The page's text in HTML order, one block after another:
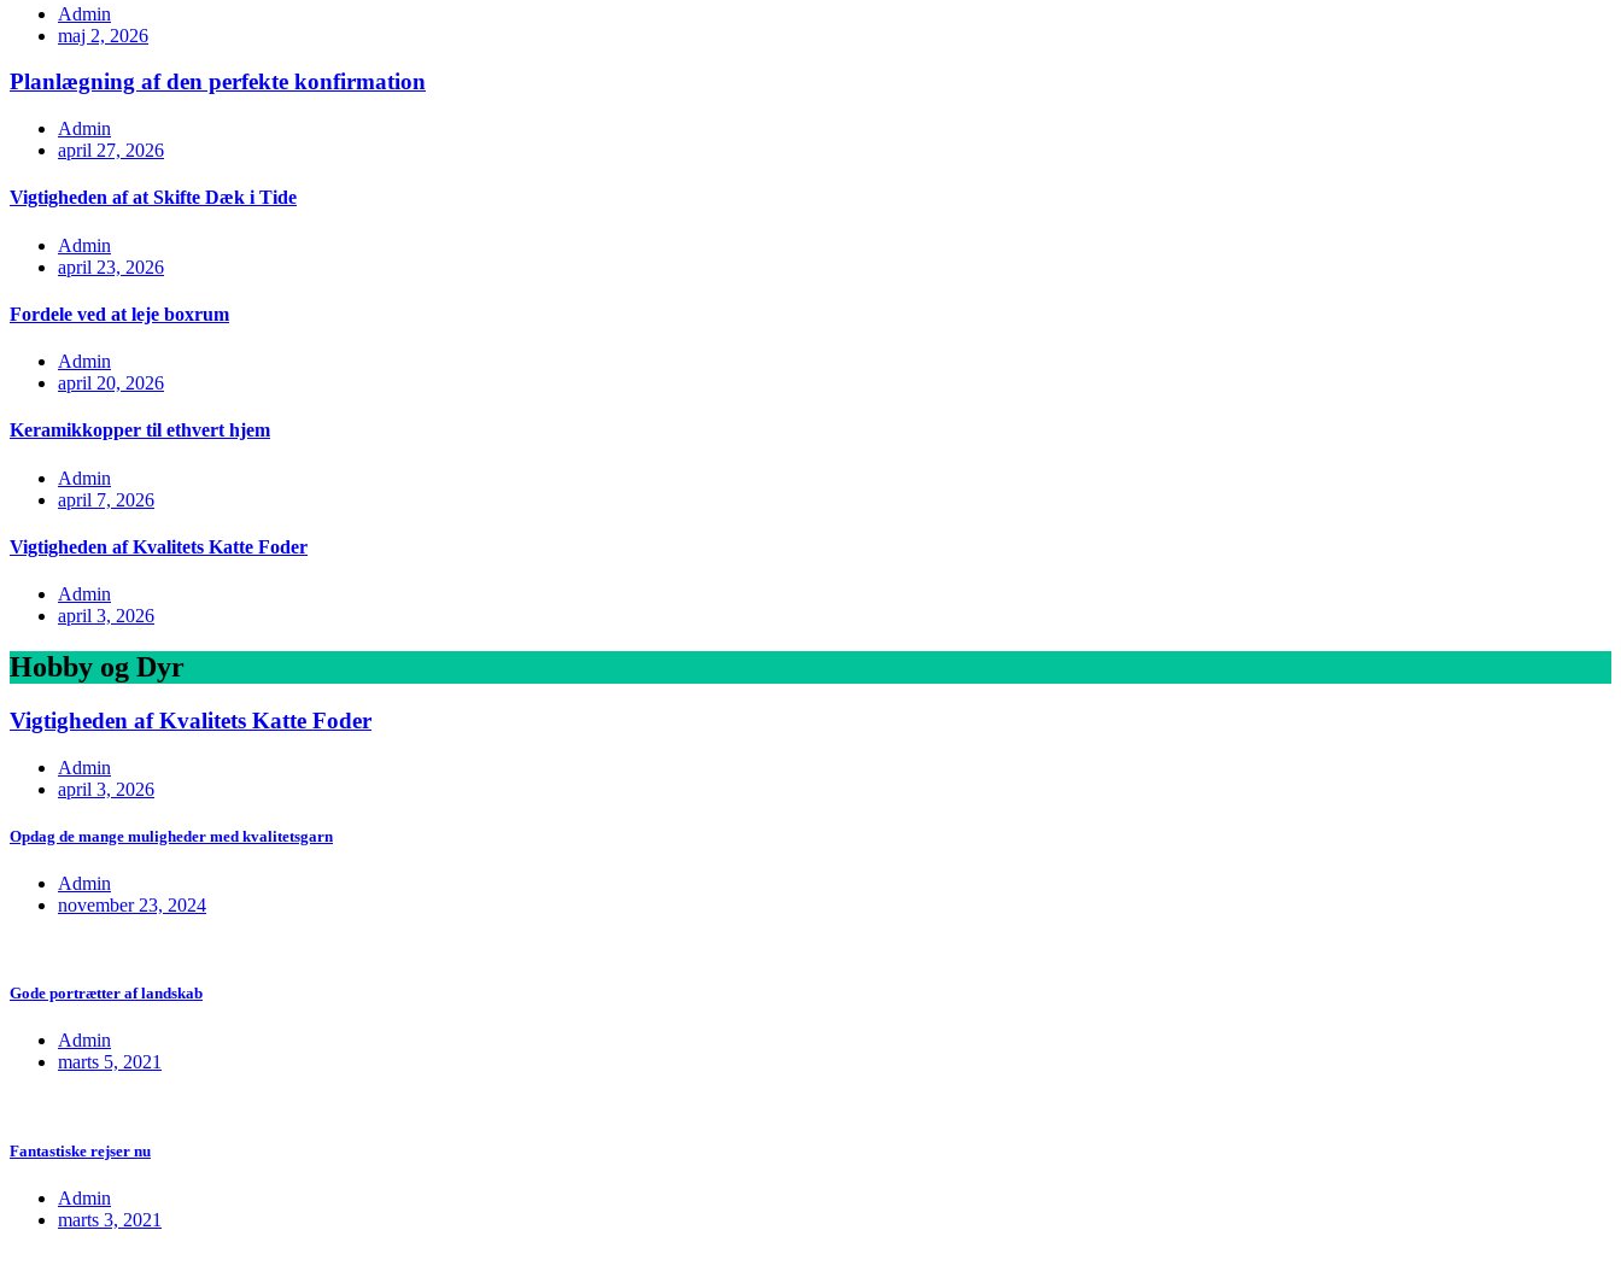
Admin
maj 2, 2026
Planlægning af den perfekte konfirmation
Admin
april 27, 2026
Vigtigheden af at Skifte Dæk i Tide
Admin
april 23, 2026
Fordele ved at leje boxrum
Admin
april 20, 2026
Keramikkopper til ethvert hjem
Admin
april 7, 2026
Vigtigheden af Kvalitets Katte Foder
Admin
april 3, 2026
Hobby og Dyr
Vigtigheden af Kvalitets Katte Foder
Admin
april 3, 2026
Opdag de mange muligheder med kvalitetsgarn
Admin
november 23, 2024
Gode portrætter af landskab
Admin
marts 5, 2021
Fantastiske rejser nu
Admin
marts 3, 2021